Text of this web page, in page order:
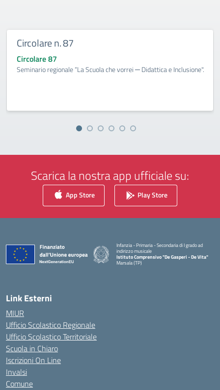
Circolare n. 87
Circolare 87
Seminario regionale “La Scuola che vorrei ─ Didattica e Inclusione".
Scarica la nostra app ufficiale su:
App Store Play Store
Infanzia - Primaria - Secondaria di I grado ad
indirizzo musicale
Istituto Comprensivo "De Gasperi - De Vita"
Marsala (TP)
Link Esterni
MIUR
Ufficio Scolastico Regionale
Ufficio Scolastico Territoriale
Scuola in Chiaro
Iscrizioni On Line
Invalsi
Comune